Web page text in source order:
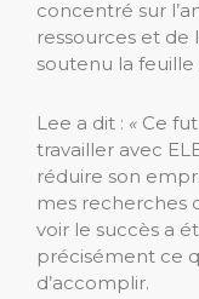
concentré sur
ressources et de
soutenu la
Lee a dit : « Ce
travailler avec
réduire son
mes recherches
voir le succès a
précisément ce
d’accomplir.